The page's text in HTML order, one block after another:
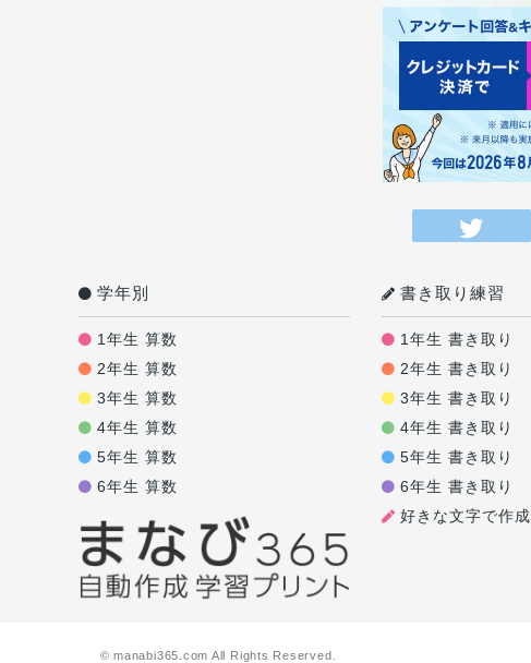
学年別
1年生 算数
2年生 算数
3年生 算数
4年生 算数
5年生 算数
6年生 算数
書き取り練習
1年生 書き取り
2年生 書き取り
3年生 書き取り
4年生 書き取り
5年生 書き取り
6年生 書き取り
好きな文字で作成
© manabi365.com All Rights Reserved.